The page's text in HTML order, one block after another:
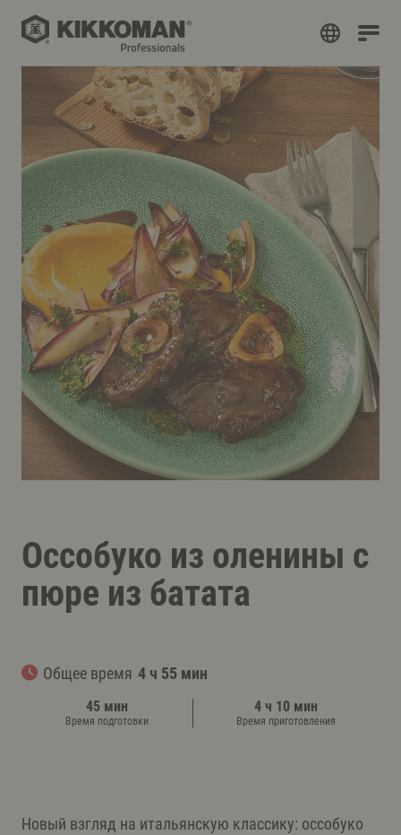
Оссобуко из оленины с
пюре из батата
Общее время 4 ч 55 мин
45 мин
Время подготовки
4 ч 10 мин
Время приготовления
Новый взгляд на итальянскую классику: оссобуко